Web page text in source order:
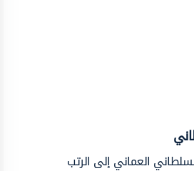
العماني إلى الرتب